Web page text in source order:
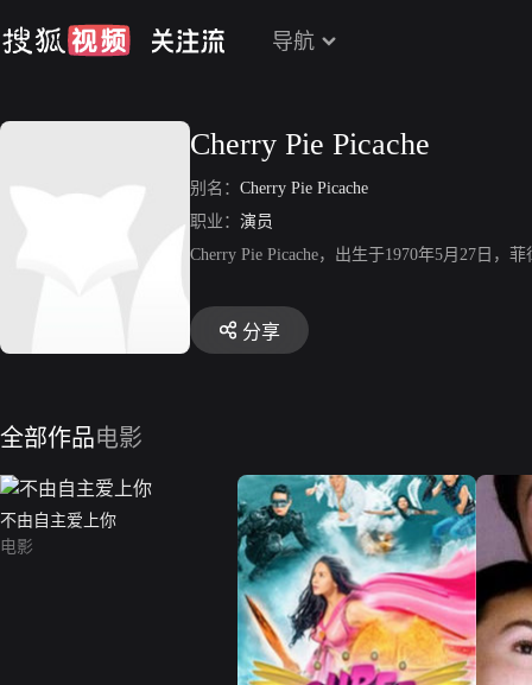
导航
Cherry Pie Picache
别名： Cherry Pie Picache
职业： 演员
Cherry Pie Picache，出生于1970年5月27日，
分享
全部作品电影
不由自主爱上你
电影